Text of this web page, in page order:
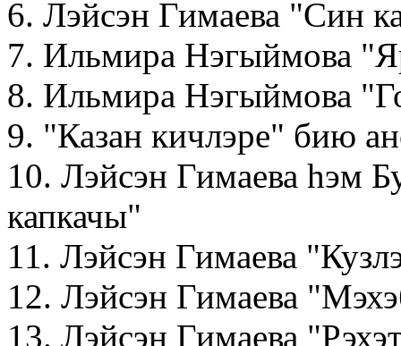
6. Лэйсэн Гимаева "Син
7. Ильмира Нэгыймова
8. Ильмира Нэгыймова
9. "Казан кичлэре" бию
10. Лэйсэн Гимаева hэм
капкачы"
11. Лэйсэн Гимаева
12. Лэйсэн Гимаева
13. Лэйсэн Гимаева